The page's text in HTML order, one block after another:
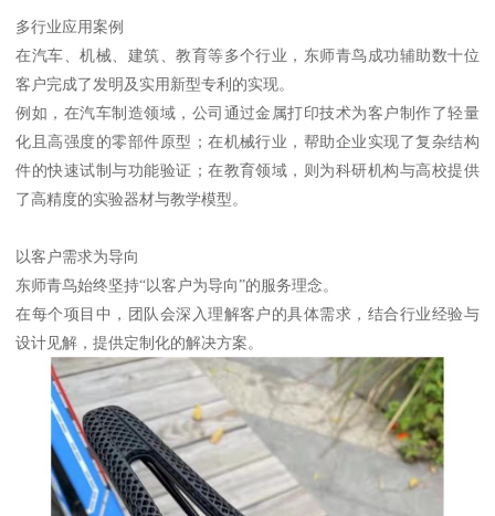
多行业应用案例
在汽车、机械、建筑、教育等多个行业，东师青鸟成功辅助数十位
客户完成了发明及实用新型专利的实现。
例如，在汽车制造领域，公司通过金属打印技术为客户制作了轻量
化且高强度的零部件原型；在机械行业，帮助企业实现了复杂结构
件的快速试制与功能验证；在教育领域，则为科研机构与高校提供
了高精度的实验器材与教学模型。
以客户需求为导向
东师青鸟始终坚持“以客户为导向”的服务理念。
在每个项目中，团队会深入理解客户的具体需求，结合行业经验与
设计见解，提供定制化的解决方案。